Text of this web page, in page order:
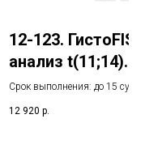
12-123.
анализ t(11;14)
(q13;q32) на
парафиновых
Срок выполнения: до 15 суток.
взятия биоматериала
12 920 р.